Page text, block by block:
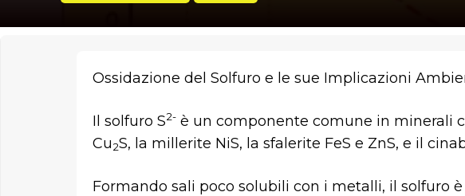
Ossidazione del Solfuro e le sue Implicazioni
Il solfuro S2- è un componente comune in minerali
Cu2S, la millerite NiS, la sfalerite FeS e ZnS, e il
Formando sali poco solubili con i metalli, il solfuro